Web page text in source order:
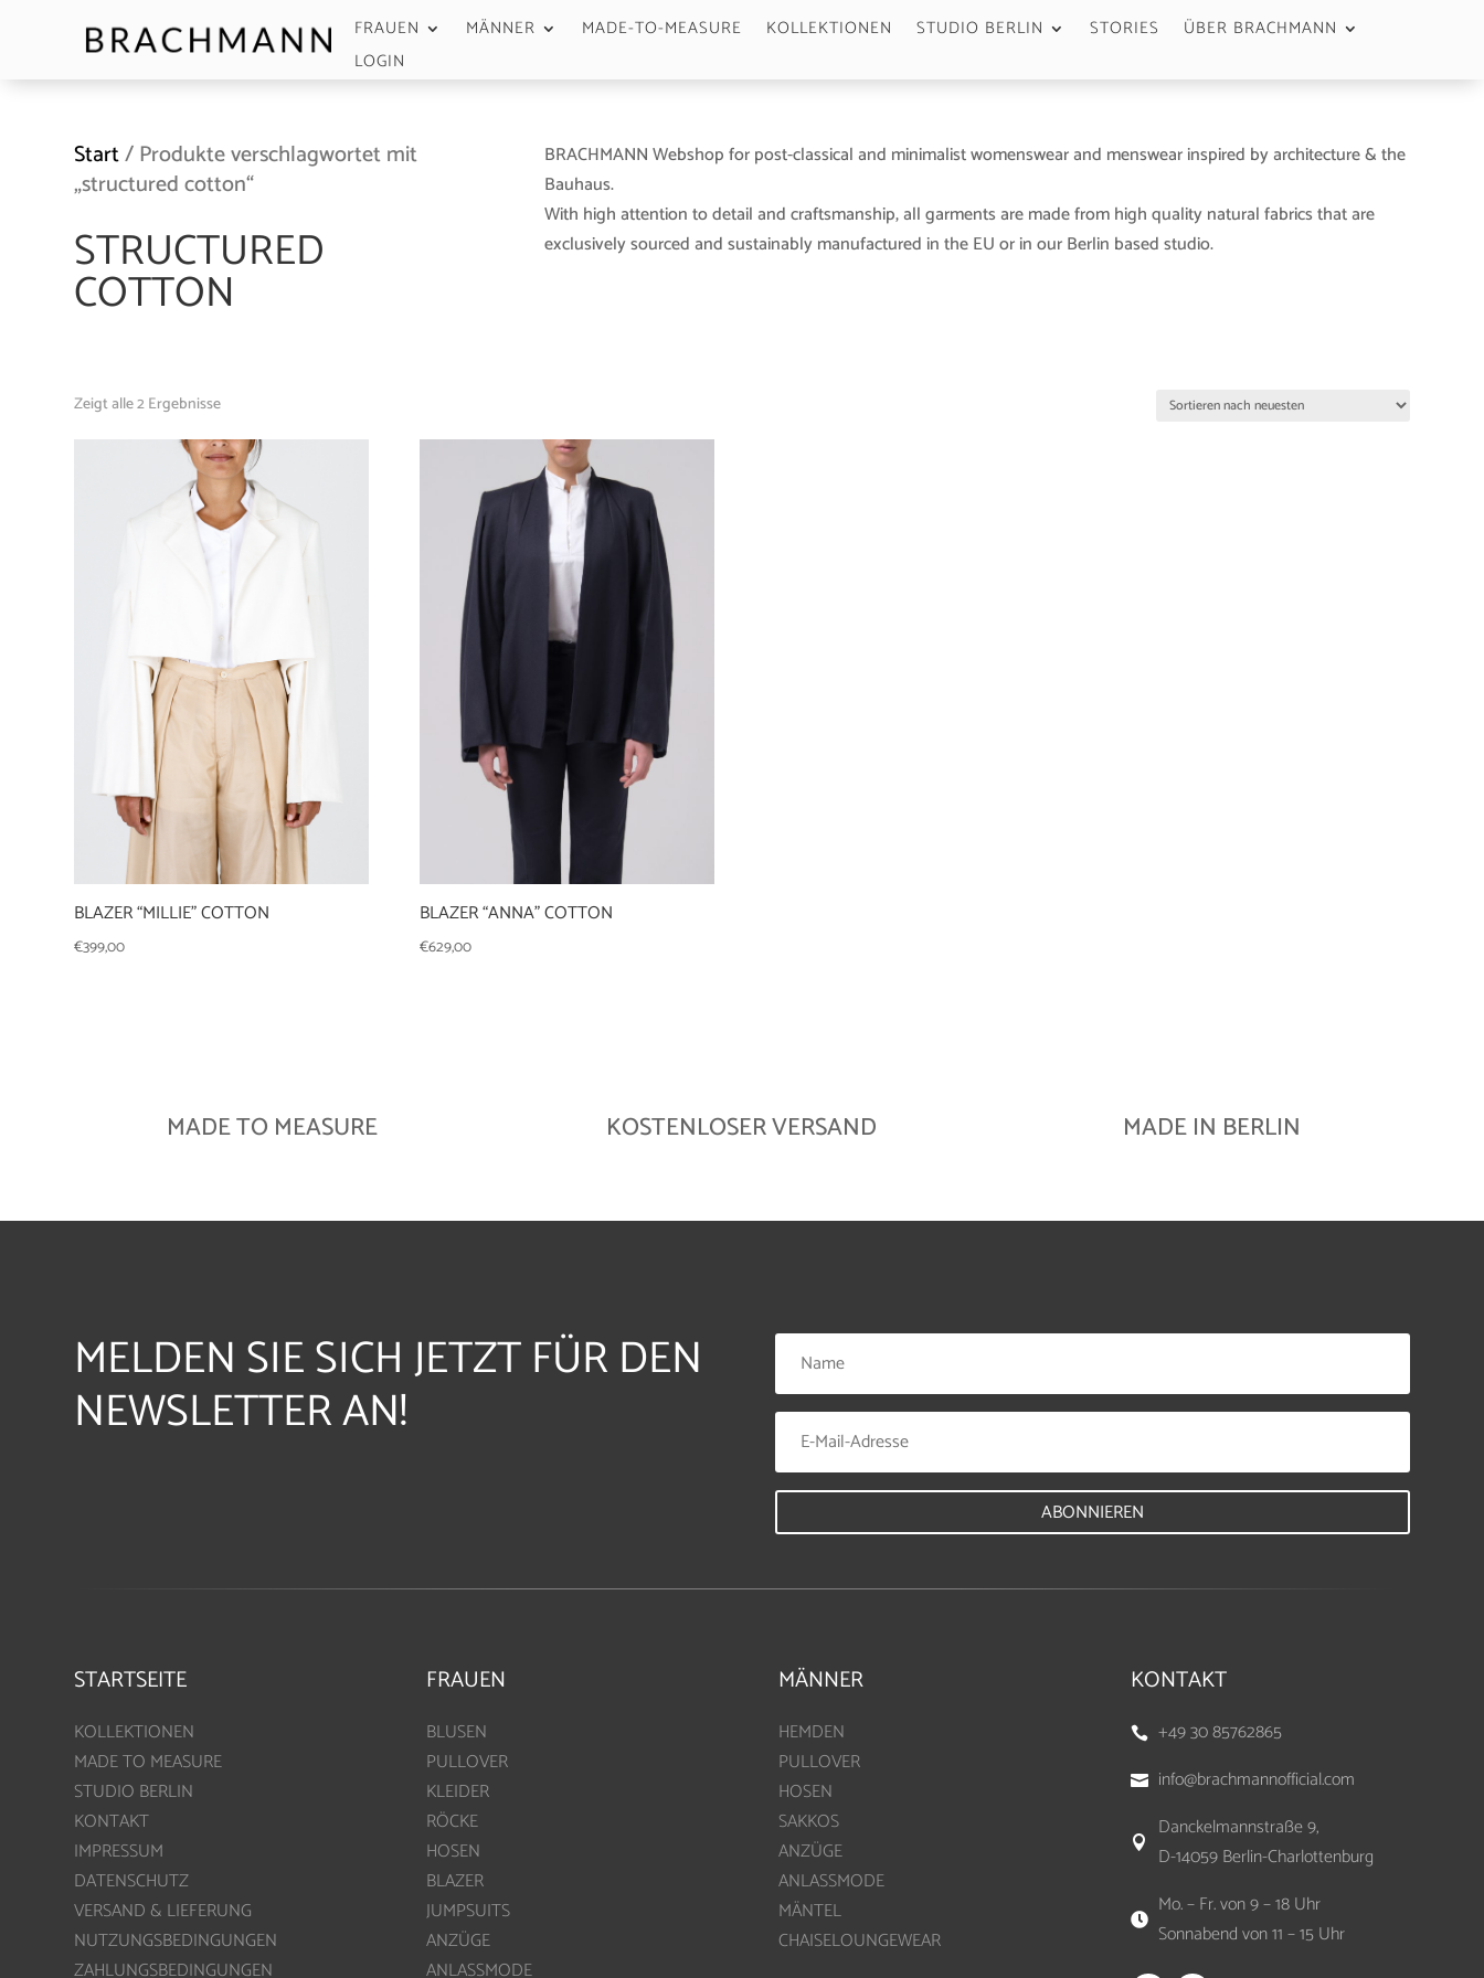
FRAUEN MÄNNER MADE-TO-MEASURE KOLLEKTIONEN STUDIO BERLIN STORIES
ÜBER BRACHMANN
LOGIN
Start/ Produkte verschlagwortet mit
„structured cotton“
STRUCTURED
COTTON
BRACHMANN Webshop for post-classical and minimalist womenswear and menswear inspired by architecture & the
Bauhaus.
With high attention to detail and craftsmanship, all garments are made from high quality natural fabrics that are
exclusively sourced and sustainably manufactured in the EU or in our Berlin based studio.
Zeigt alle 2 Ergebnisse
BLAZER “MILLIE” COTTON
€399,00
BLAZER “ANNA” COTTON
€629,00
MADE TO MEASURE KOSTENLOSER VERSAND MADE IN BERLIN
MELDEN SIE SICH JETZT FÜR DEN
NEWSLETTER AN!
ABONNIEREN
STARTSEITE
KOLLEKTIONEN
MADE TO MEASURE
STUDIO BERLIN
KONTAKT
IMPRESSUM
DATENSCHUTZ
VERSAND & LIEFERUNG
NUTZUNGSBEDINGUNGEN
ZAHLUNGSBEDINGUNGEN
FRAUEN
BLUSEN
PULLOVER
KLEIDER
RÖCKE
HOSEN
BLAZER
JUMPSUITS
ANZÜGE
ANLASSMODE
MÄNNER
HEMDEN
PULLOVER
HOSEN
SAKKOS
ANZÜGE
ANLASSMODE
MÄNTEL
CHAISELOUNGEWEAR
KONTAKT
 +49 30 85762865
 info@brachmannofficial.com

Danckelmannstraße 9,
D-14059 Berlin-Charlottenburg

Mo. – Fr. von 9 – 18 Uhr
Sonnabend von 11 – 15 Uhr